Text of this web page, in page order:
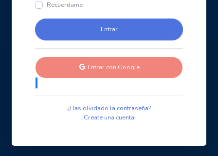
Recuerdame
Entrar con Google
¿Has olvidado la contraseña?
¡Create una cuenta!